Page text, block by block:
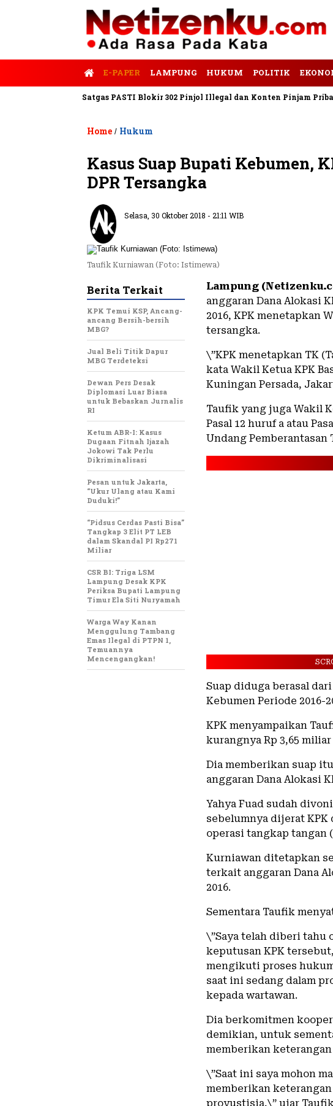
E-PAPER LAMPUNG HUKUM POLITIK
Satgas PASTI Blokir 302 Pinjol Illegal dan Konten Pinjam Pribadi
Home / Hukum
Kasus Suap Bupati Kebumen,
DPR Tersangka
Selasa, 30 Oktober 2018 - 21:11 WIB
Taufik Kurniawan (Foto: Istimewa)
Lampung
anggaran Dana Alokasi
2016, KPK menetapkan
tersangka.
\”KPK menetapkan TK
kata Wakil Ketua KPK
Kuningan Persada,
Taufik yang juga Wakil
Pasal 12 huruf a atau
Undang Pemberantasan
Suap diduga berasal
Kebumen Periode 2016-
KPK menyampaikan
kurangnya Rp 3,65
Dia memberikan suap
anggaran Dana Alokasi
Yahya Fuad sudah
sebelumnya dijerat
operasi tangkap tangan
Kurniawan ditetapkan
terkait anggaran Dana
2016.
Sementara Taufik
\”Saya telah diberi tahu
keputusan KPK
mengikuti proses
saat ini sedang dalam
kepada wartawan.
Dia berkomitmen
demikian, untuk
memberikan
\”Saat ini saya mohon
memberikan
proyustisia,\” ujar
Berita Terkait
KPK Temui KSP, Ancang-
ancang Bersih-bersih
MBG?
Jual Beli Titik Dapur
MBG Terdeteksi
Dewan Pers Desak
Diplomasi Luar Biasa
untuk Bebaskan Jurnalis
RI
Ketum ABR-I: Kasus
Dugaan Fitnah Ijazah
Jokowi Tak Perlu
Dikriminalisasi
Pesan untuk Jakarta,
“Ukur Ulang atau Kami
Duduki!”
“Pidsus Cerdas Pasti Bisa”
Tangkap 3 Elit PT LEB
dalam Skandal PI Rp271
Miliar
CSR BI: Triga LSM
Lampung Desak KPK
Periksa Bupati Lampung
Timur Ela Siti Nuryamah
Warga Way Kanan
Menggulung Tambang
Emas Ilegal di PTPN 1,
Temuannya
Mencengangkan!